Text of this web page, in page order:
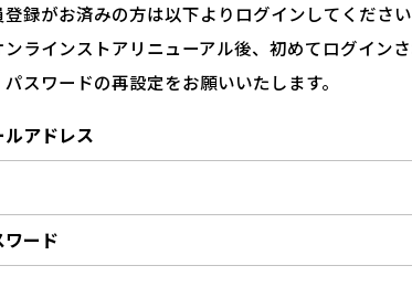
登録がお済みの方は以下よりログインしてください
ラインストアリニューアル後、初めてログイン
パスワードの再設定をお願いいたします。
ルアドレス
ワード